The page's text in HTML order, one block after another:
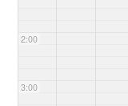
2:00
3:00